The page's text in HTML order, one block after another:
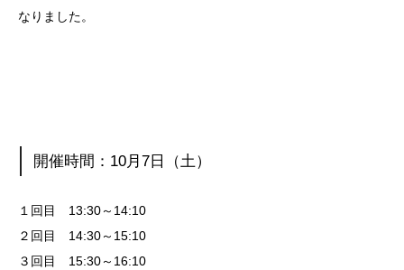
なりました。
開催時間：10月7日（土）
１回目 13:30～14:10
２回目 14:30～15:10
３回目 15:30～16:10